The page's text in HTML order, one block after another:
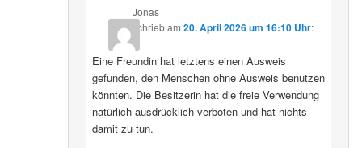
Jonas
schriebam 20. April 2026 um 16:10 Uhr:
Eine Freundin hat letztens einen Ausweis
gefunden, den Menschen ohne Ausweis benutzen
könnten. Die Besitzerin hat die freie Verwendung
natürlich ausdrücklich verboten und hat nichts
damit zu tun.